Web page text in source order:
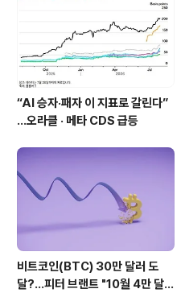
“AI 승자·패자 이 지표로 갈린다”
…오라클 · 메타 CDS 급등
비트코인(BTC) 30만 달러 도
달?...피터 브랜트 "10월 4만 달러